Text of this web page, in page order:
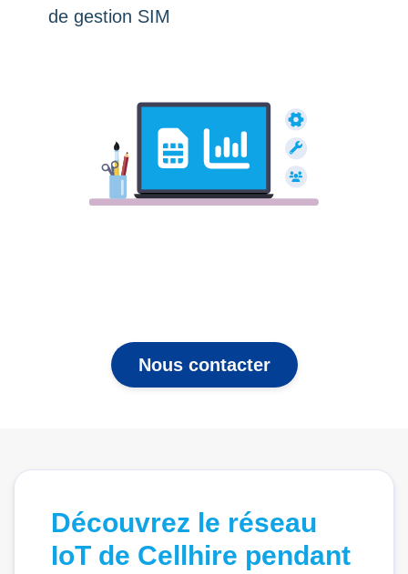
de gestion SIM
Nous contacter
Découvrez le réseau
IoT de Cellhire pendant